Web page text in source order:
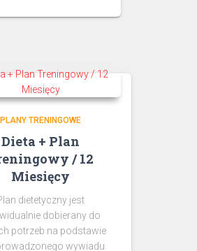
PLANY TRENINGOWE
Dieta + Plan
/ 12
Miesięcy
dietetyczny jest
dobierany do
potrzeb na podstawie
wywiadu